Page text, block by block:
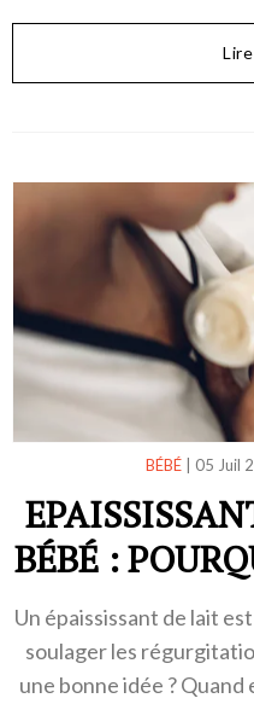
BÉBÉ | 05 Juil
BÉBÉ :
Un épaississant de lait
soulager les
une bonne idée ?